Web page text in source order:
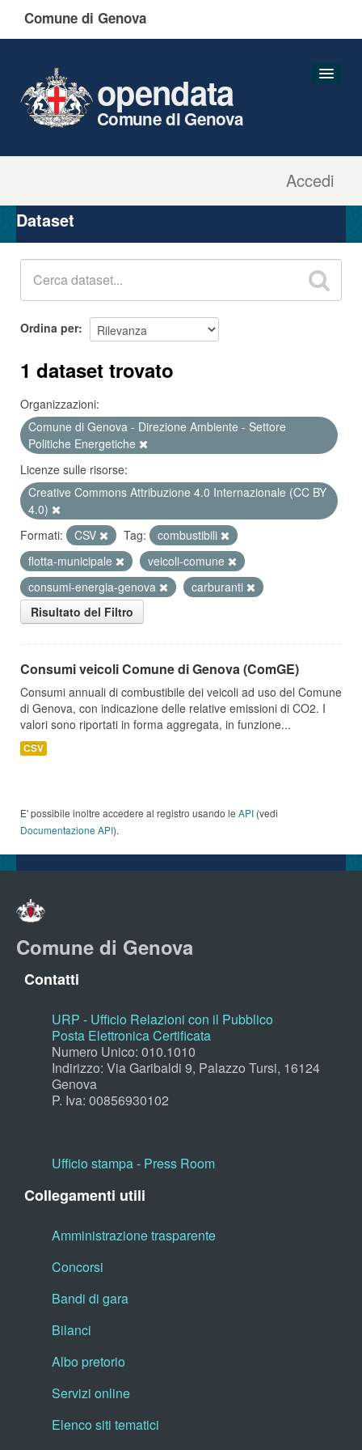
Comune di Genova
Accedi
opendata
Comune di Genova
Organizzazioni
Gruppi
Dataset
Ordina per
1 dataset trovato
Organizzazioni:
Comune di Genova - Direzione Ambiente - Settore
Politiche Energetiche
Licenze sulle risorse:
Creative Commons Attribuzione 4.0 Internazionale (CC BY
4.0)
Formati:
CSV Tag:
combustibili
flotta-municipale
veicoli-comune
consumi-energia-genova
carburanti
Risultato del Filtro
Consumi veicoli Comune di Genova (ComGE)
Consumi annuali di combustibile dei veicoli ad uso del Comune
di Genova, con indicazione delle relative emissioni di CO2. I
valori sono riportati in forma aggregata, in funzione...
CSV
E' possibile inoltre accedere al registro usando le API (vedi
Documentazione API).
Comune di Genova
Contatti
URP - Ufficio Relazioni con il Pubblico
Posta Elettronica Certificata
Numero Unico: 010.1010
Indirizzo: Via Garibaldi 9, Palazzo Tursi, 16124
Genova
P. Iva: 00856930102
Ufficio stampa - Press Room
Collegamenti utili
Amministrazione trasparente
Concorsi
Bandi di gara
Bilanci
Albo pretorio
Servizi online
Elenco siti tematici